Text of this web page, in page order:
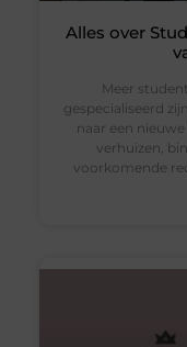
Alles over
Meer
gespecialiseerd
naar een
verhuizen,
voorkomende